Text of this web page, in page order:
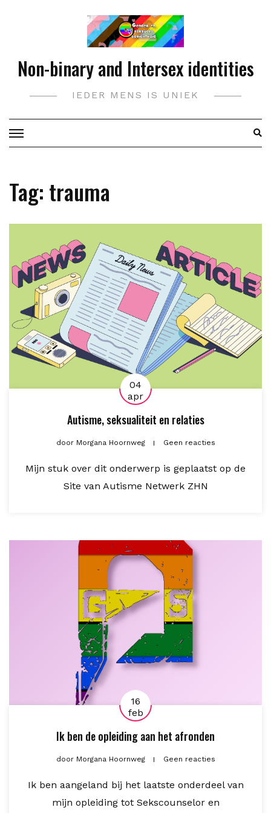
Non-binary and Intersex identities
IEDER MENS IS UNIEK
Tag: trauma
04
apr
Autisme, seksualiteit en relaties
doorMorgana Hoornweg Geen reacties
Mijn stuk over dit onderwerp is geplaatst op de
Site van Autisme Netwerk ZHN
16
feb
Ik ben de opleiding aan het afronden
doorMorgana Hoornweg Geen reacties
Ik ben aangeland bij het laatste onderdeel van
mijn opleiding tot Sekscounselor en